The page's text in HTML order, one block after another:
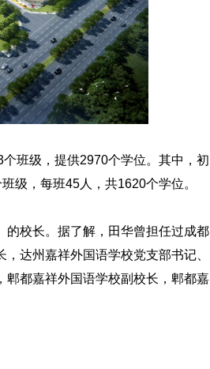
班级，提供2970个学位。其中，初
级，每班45人，共1620个学位。
的校长。据了解，田华曾担任过成都
达州嘉祥外国语学校党支部书记、
郫都嘉祥外国语学校副校长，郫都嘉